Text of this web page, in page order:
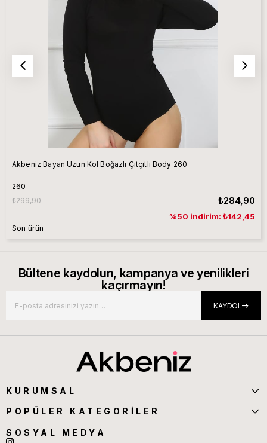
Akbeniz Bayan Uzun Kol Boğazlı Çıtçıtlı Body 260
260
₺284,90
₺299,90
%50 indirim: ₺142,45
Son ürün
Bültene kaydolun, kampanya ve yenilikleri
kaçırmayın!
KAYDOL
KURUMSAL
POPÜLER KATEGORİLER
SOSYAL MEDYA